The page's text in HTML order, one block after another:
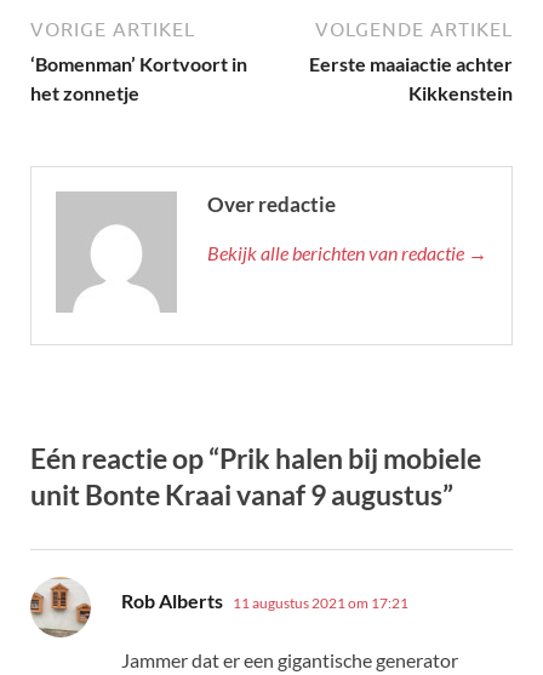
VORIGE ARTIKEL
‘Bomenman’ Kortvoort in
het zonnetje
VOLGENDE ARTIKEL
Eerste maaiactie achter
Kikkenstein
Over redactie
Bekijk alle berichten van redactie →
Eén reactie op “Prik halen bij mobiele
unit Bonte Kraai vanaf 9 augustus”
Rob Alberts schreef:
11 augustus 2021 om 17:21
Jammer dat er een gigantische generator